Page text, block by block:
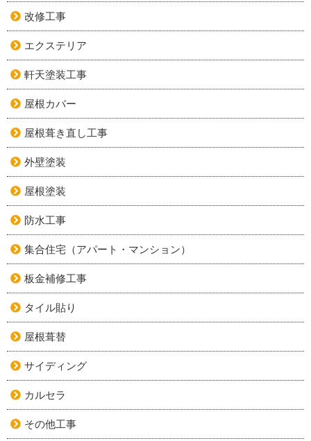
改修工事
エクステリア
軒天塗装工事
屋根カバー
屋根葺き直し工事
外壁塗装
屋根塗装
防水工事
集合住宅（アパート・マンション）
板金補修工事
タイル貼り
屋根葺替
サイディング
カルセラ
その他工事